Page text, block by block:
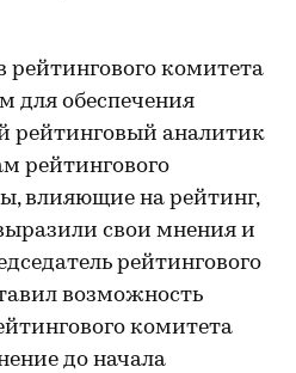
рейтингового комитета
для обеспечения
рейтинговый аналитик
рейтингового
влияющие на рейтинг,
свои мнения и
рейтингового
возможность
комитета
до начала